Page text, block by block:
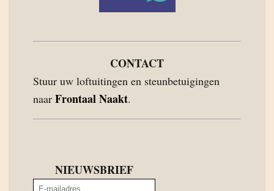
CONTACT
Stuur uw loftuitingen en steunbetuigingen
naar Frontaal Naakt.
NIEUWSBRIEF